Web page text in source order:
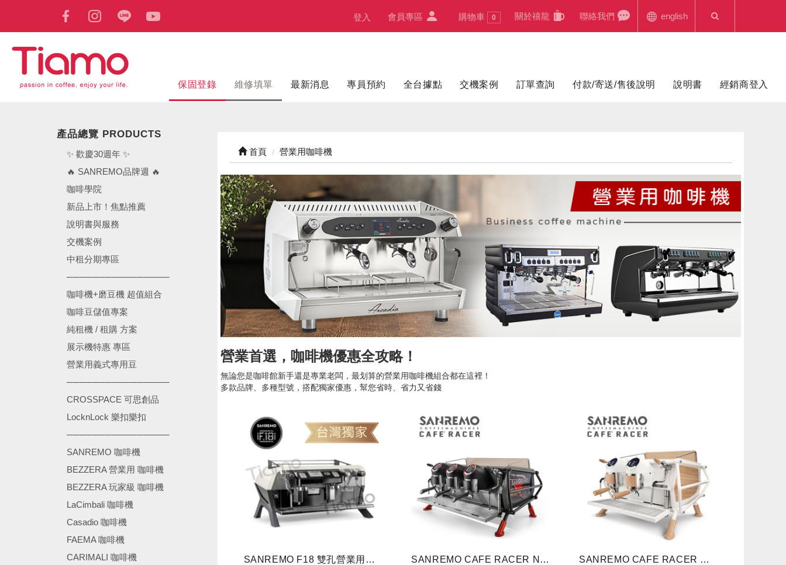
登入 會員專區 購物車 0 關於禧龍 聯絡我們 english
保固登錄 維修填單 最新消息 專員預約 全台據點 交機案例 訂單查詢 付款/寄送/售後說明 說明書 經銷商登入
產品總覽 PRODUCTS
✨ 歡慶30週年 ✨
🔥 SANREMO品牌週 🔥
咖啡學院
新品上市！焦點推薦
說明書與服務
交機案例
中租分期專區
────────────────
咖啡機+磨豆機 超值組合
咖啡豆儲值專案
純租機 / 租購 方案
展示機特惠 專區
營業用義式專用豆
────────────────
CROSSPACE 可思創品
LocknLock 樂扣樂扣
────────────────
SANREMO 咖啡機
BEZZERA 營業用 咖啡機
BEZZERA 玩家級 咖啡機
LaCimbali 咖啡機
Casadio 咖啡機
FAEMA 咖啡機
CARIMALI 咖啡機
首頁 營業用咖啡機
營業首選，咖啡機優惠全攻略！
無論您是咖啡館新手還是專業老闆，最划算的營業用咖啡機組合都在這裡！
多款品牌、多種型號，搭配獨家優惠，幫您省時、省力又省錢
SANREMO F18 雙孔營業用咖啡機 220V- 米白 SANREMO CAFE RACER NAKED 三孔營業用咖啡機 ( 透視版 ) 220V SANREMO CAFE RACER WHITE & WOOD STANDARD 雙孔營業用咖啡機 ( 經典率性版 ) 220V